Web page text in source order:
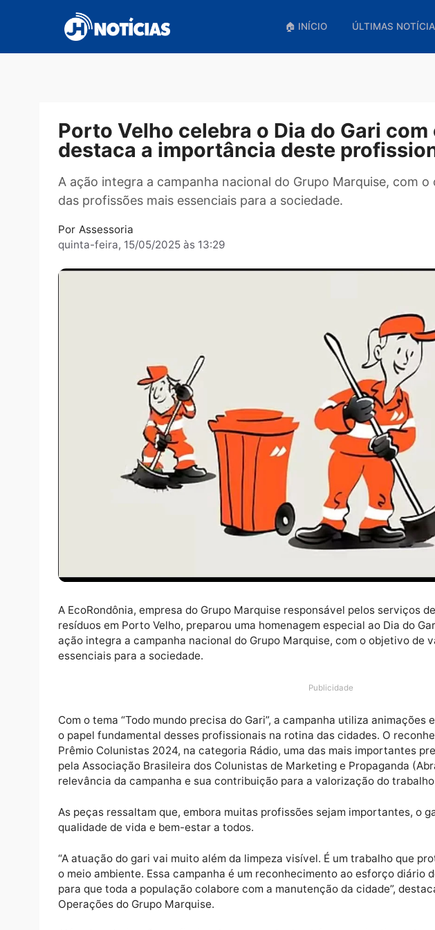
conteúdo
🏠 INÍCIO
Porto Velho celebra o Dia do Gari
destaca a importância deste
A ação integra a campanha nacional do Grupo
das profissões mais essenciais para a sociedade.
Assessoria
quinta-feira, 15/05/2025 às 13:29
resíduos em Porto Velho, preparou uma homenagem especial ao
essenciais para a sociedade.
Publicidade
o papel fundamental desses profissionais na rotina das cidades.
Prêmio Colunistas 2024, na categoria Rádio, uma das mais
pela Associação Brasileira dos Colunistas de Marketing e
relevância da campanha e sua contribuição para a valorização
As peças ressaltam que, embora muitas profissões sejam